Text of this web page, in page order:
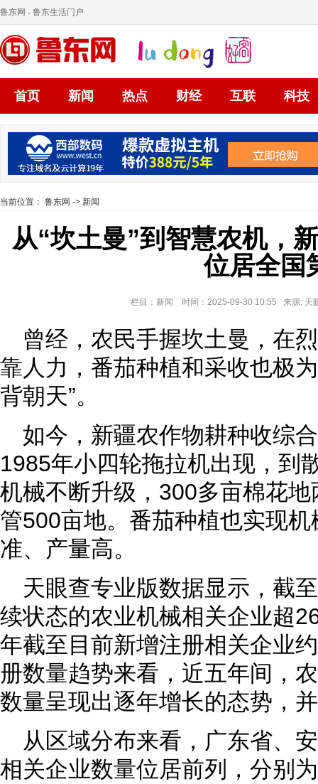
鲁东网 - 鲁东生活门户
首页 新闻 热点 财经 互联 科技
当前位置： 鲁东网 -> 新闻
从“坎土曼”到智慧农机，
位居全国
栏目：新闻 时间：2025-09-30 10:55 来源: 天
曾经，农民手握坎土曼，在
靠人力，番茄种植和采收也极
背朝天”。
如今，新疆农作物耕种收综
1985年小四轮拖拉机出现，到
机械不断升级，300多亩棉花
管500亩地。番茄种植也实现
准、产量高。
天眼查专业版数据显示，截
续状态的农业机械相关企业超
年截至目前新增注册相关企业
册数量趋势来看，近五年间，
数量呈现出逐年增长的态势，
从区域分布来看，广东省、
相关企业数量位居前列，分别